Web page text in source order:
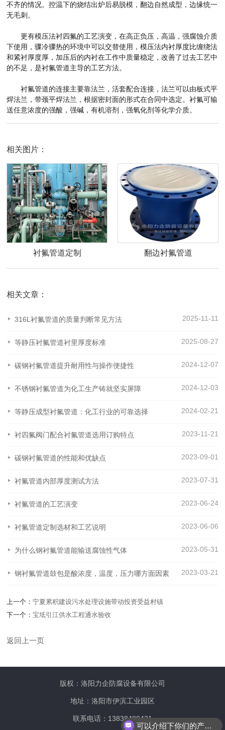
不齐的情况。控温下的烧结出炉后易脱模，翻边自然成型，边缘统一
无毛刺。
更有模压法衬四氟的工艺演变，在高正负压，高温，强腐蚀介质
下使用，骤冷骤热的环境中可以交替使用，模压法内衬厚度比缠绕法
和紧衬厚度厚，加压后的内衬在工作中质量稳定，改善了过去工艺中
的不足，是衬氟管道主导的工艺方法。
衬氟管道的连接主要靠法兰，活套配合连接，法兰可以由板式平
焊法兰，带颈平焊法兰，根据密封面的形式在合同中选定。衬氟可输
送任意浓度的强酸，强碱，有机溶剂，强氧化剂等化学介质。
相关图片：
衬氟管道定制 翻边衬氟管道
相关文章：
2025-11-11
316L衬氟管道的质量判断常见方法
2025-08-27
等静压衬氟管道衬里厚度标准
2024-12-07
碳钢衬氟管道提升耐用性与操作便捷性
2024-12-03
不锈钢衬氟管道为化工生产铸就坚实屏障
2024-02-21
等静压成型衬氟管道：化工行业的可靠选择
2023-11-21
衬四氟阀门配合衬氟管道选用订购特点
2023-09-01
碳钢衬氟管道的性能和优缺点
2023-07-31
衬氟管道内部厚度测试方法
2023-06-24
衬氟管道的工艺演变
2023-06-06
衬氟管道定制选材和工艺说明
2023-05-31
为什么钢衬氟管道能输送腐蚀性气体
2023-03-21
钢衬氟管道鼓包是酸浓度，温度，压力哪方面因素
上一个：宁夏累积建设污水处理设施带动投资受益村镇
下一个：宝坻引江供水工程通水验收
返回上一页
版权：洛阳力企防腐设备有限公司
地址：洛阳市伊滨工业园区
联系电话：13838480421
可以介绍下你们的产品么？